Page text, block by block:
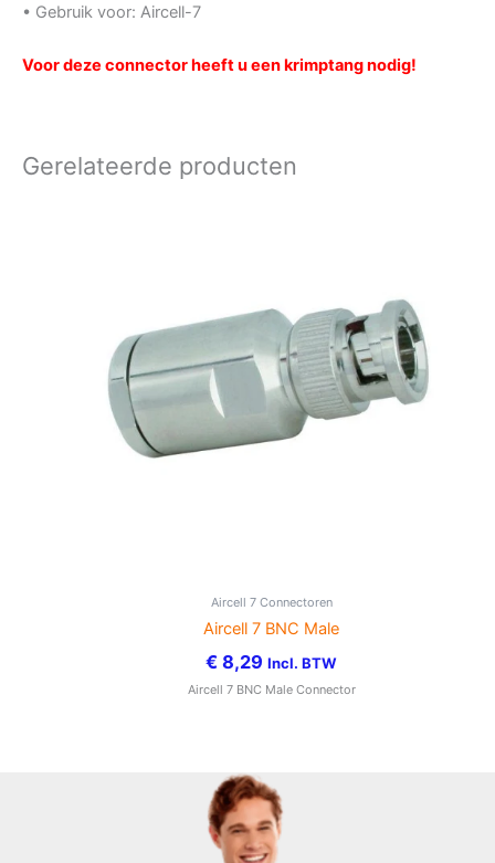
• Gebruik voor: Aircell-7
Voor deze connector heeft u een krimptang nodig!
Gerelateerde producten
Aircell 7 Connectoren
Aircell 7 BNC Male
€ 8,29 Incl. BTW
Aircell 7 BNC Male Connector